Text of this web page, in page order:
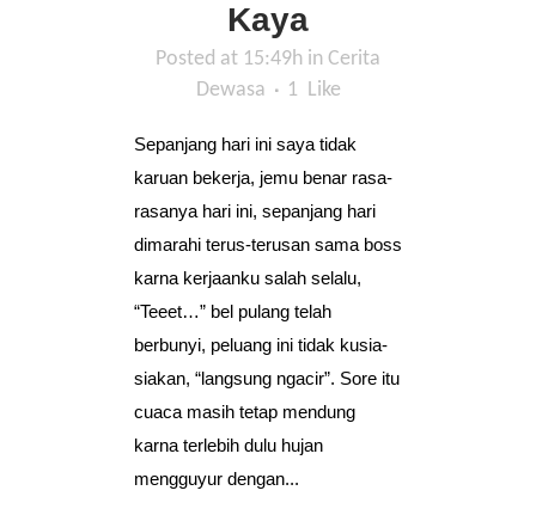
Kaya
Posted at 15:49h in Cerita
Dewasa
1 Like
Sepanjang hari ini saya tidak
karuan bekerja, jemu benar rasa-
rasanya hari ini, sepanjang hari
dimarahi terus-terusan sama boss
karna kerjaanku salah selalu,
“Teeet…” bel pulang telah
berbunyi, peluang ini tidak kusia-
siakan, “langsung ngacir”. Sore itu
cuaca masih tetap mendung
karna terlebih dulu hujan
mengguyur dengan...